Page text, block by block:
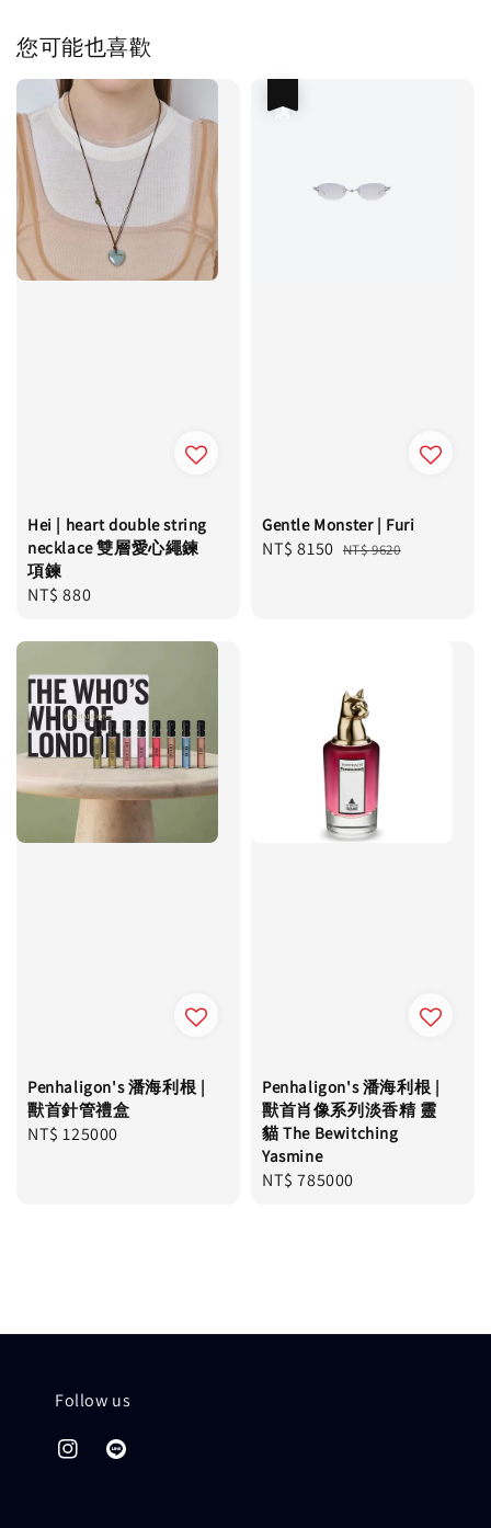
您可能也喜歡
Hei | heart double string
necklace 雙層愛心繩鍊
項鍊
Regular
NT$ 880
Gentle Monster | Furi
Sale
NT$ 8150 Regular
NT$ 9620
Penhaligon's 潘海利根 |
獸首針管禮盒
Regular
NT$ 125000
Penhaligon's 潘海利根 |
獸首肖像系列淡香精 靈
貓 The Bewitching
Yasmine
Regular
NT$ 785000
Follow us